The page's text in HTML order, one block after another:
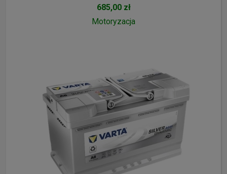
685,00 zł
Motoryzacja